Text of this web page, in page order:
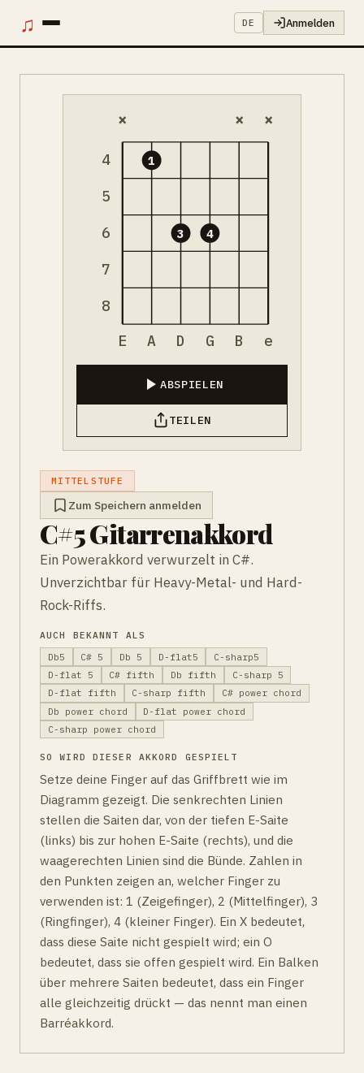
♫ DE Anmelden
4
5
6
7
8
× × ×
1
3 4
E A D G B e
ABSPIELEN
TEILEN
MITTELSTUFE
Zum Speichern anmelden
C#5 Gitarrenakkord
Ein Powerakkord verwurzelt in C#.
Unverzichtbar für Heavy-Metal- und Hard-
Rock-Riffs.
AUCH BEKANNT ALS
Db5
C# 5 Db 5 D-flat5
C-sharp5
D-flat 5
C# fifth Db fifth
C-sharp 5
D-flat fifth
C-sharp fifth
C# power chord
Db power chord
D-flat power chord
C-sharp power chord
SO WIRD DIESER AKKORD GESPIELT
Setze deine Finger auf das Griffbrett wie im
Diagramm gezeigt. Die senkrechten Linien
stellen die Saiten dar, von der tiefen E-Saite
(links) bis zur hohen E-Saite (rechts), und die
waagerechten Linien sind die Bünde. Zahlen in
den Punkten zeigen an, welcher Finger zu
verwenden ist: 1 (Zeigefinger), 2 (Mittelfinger), 3
(Ringfinger), 4 (kleiner Finger). Ein X bedeutet,
dass diese Saite nicht gespielt wird; ein O
bedeutet, dass sie offen gespielt wird. Ein Balken
über mehrere Saiten bedeutet, dass ein Finger
alle gleichzeitig drückt — das nennt man einen
Barréakkord.